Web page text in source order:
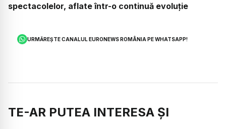
spectacolelor, aflate într-o continuă evoluție
URMĂREȘTE CANALUL EURONEWS ROMÂNIA PE WHATSAPP!
TE-AR PUTEA INTERESA ȘI